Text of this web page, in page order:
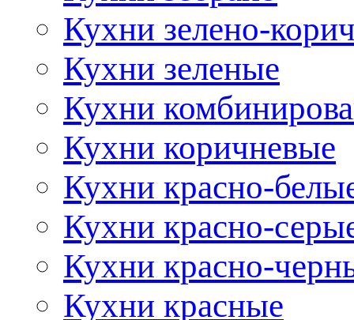
Кухни зелено-
Кухни зеленые
Кухни
Кухни коричневые
Кухни красно-
Кухни красно-
Кухни красно-
Кухни красные